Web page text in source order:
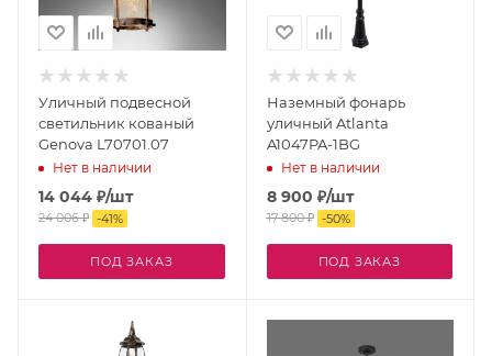
Уличный подвесной
светильник кованый
Genova L70701.07
Нет в наличии
14 044 ₽/шт
24 006₽ -41%
ПОД ЗАКАЗ
Наземный фонарь
уличный Atlanta
A1047PA-1BG
Нет в наличии
8 900 ₽/шт
17 800₽ -50%
ПОД ЗАКАЗ